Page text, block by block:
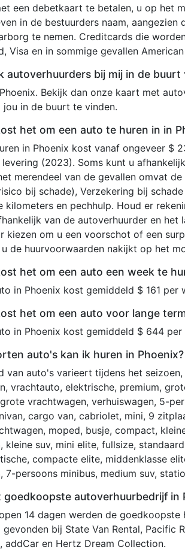
een debetkaart te betalen, u op het
in de bestuurders naam,
te nemen. Creditcards die
Visa en in sommige gevallen
autoverhuurders bij mij in de buurt
Bekijk dan onze kaart met
jou in de buurt te vinden.
het om een auto te huren in in
in Phoenix kost vanaf ongeveer $
levering (2023). Soms kunt u
merendeel van de gevallen omvat
bij schade), Verzekering bij
kilometers en pechhulp. Houd er
van de autoverhuurder en
kiezen om u een voorschot of een
de huurvoorwaarden nakijkt op het
het om een auto een week te
in Phoenix kost gemiddeld $ 161 per
het om een auto voor lange
in Phoenix kost gemiddeld $ 644
auto's kan ik huren in Phoenix?
van auto's varieert tijdens het
vrachtauto, elektrische, premium,
vrachtwagen, verhuiswagen, 5-
cargo van, cabriolet, mini, 9
moped, busje, compact,
kleine suv, mini elite, fullsize,
compacte elite, middenklasse
7-persoons minibus, medium suv,
goedkoopste autoverhuurbedrijf in
14 dagen werden de
bij State Van Rental, Pacific
addCar en Hertz Dream Collection.